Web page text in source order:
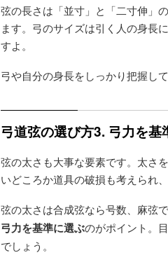
弦の長さは「並寸」と「二寸伸」
ます。弓のサイズは引く人の身長
すよ。
弓や自分の身長をしっかり把握し
弓道弦の選び方3. 弓力を
弦の太さも大事な要素です。太さ
いどころか道具の破損も考えられ
弦の太さは合成弦なら号数、麻弦
弓力を基準に選ぶのがポイント。
でしょう。